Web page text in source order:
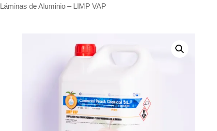
Láminas de Aluminio – LIMP VAP